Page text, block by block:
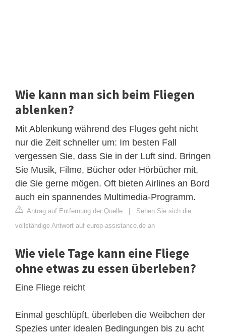
Wie kann man sich beim Fliegen
ablenken?
Mit Ablenkung während des Fluges geht nicht
nur die Zeit schneller um: Im besten Fall
vergessen Sie, dass Sie in der Luft sind. Bringen
Sie Musik, Filme, Bücher oder Hörbücher mit,
die Sie gerne mögen. Oft bieten Airlines an Bord
auch ein spannendes Multimedia-Programm.
Antrag auf Entfernung der Quelle | Sehen Sie sich die
vollständige Antwort auf europ-assistance.de an
Wie viele Tage kann eine Fliege
ohne etwas zu essen überleben?
Eine Fliege reicht
Einmal geschlüpft, überleben die Weibchen der
Spezies unter idealen Bedingungen bis zu acht